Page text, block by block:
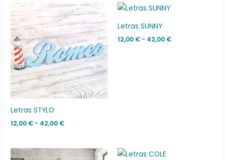
Letras STYLO
12,00 € - 42,00 €
Rango
de
precios:
12,00 €
hasta
42,00 €
Letras SUNNY
12,00 € - 42,00 €12,00 €
Rango